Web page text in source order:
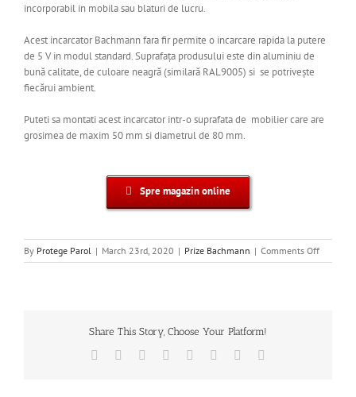
incorporabil in mobila sau blaturi de lucru.
Acest incarcator Bachmann fara fir permite o incarcare rapida la putere
de 5 V in modul standard. Suprafața produsului este din aluminiu de
bună calitate, de culoare neagră (similară RAL9005) si se potrivește
fiecărui ambient.
Puteti sa montati acest incarcator intr-o suprafata de mobilier care are
grosimea de maxim 50 mm si diametrul de 80 mm.
Spre magazin online
By Protege Parol | March 23rd, 2020 | Prize Bachmann | Comments Offon
Share This Story, Choose Your Platform!
Facebook Reddit LinkedIn
TumblrPinterest